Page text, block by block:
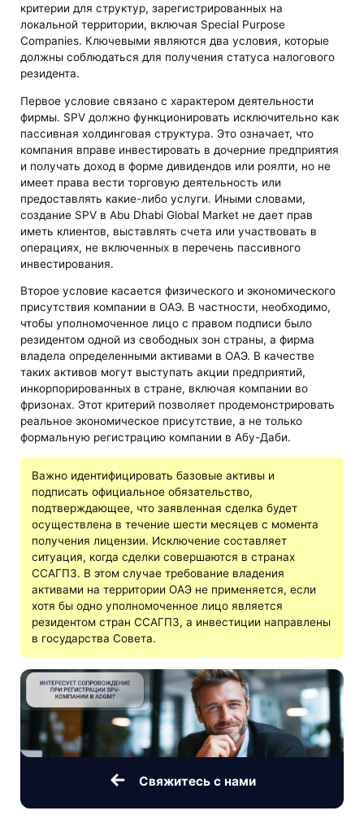
критерии для структур, зарегистрированных на
локальной территории, включая Special Purpose
Companies. Ключевыми являются два условия, которые
должны соблюдаться для получения статуса налогового
резидента.
Первое условие связано с характером деятельности
фирмы. SPV должно функционировать исключительно как
пассивная холдинговая структура. Это означает, что
компания вправе инвестировать в дочерние предприятия
и получать доход в форме дивидендов или роялти, но не
имеет права вести торговую деятельность или
предоставлять какие-либо услуги. Иными словами,
создание SPV в Abu Dhabi Global Market не дает прав
иметь клиентов, выставлять счета или участвовать в
операциях, не включенных в перечень пассивного
инвестирования.
Второе условие касается физического и экономического
присутствия компании в ОАЭ. В частности, необходимо,
чтобы уполномоченное лицо с правом подписи было
резидентом одной из свободных зон страны, а фирма
владела определенными активами в ОАЭ. В качестве
таких активов могут выступать акции предприятий,
инкорпорированных в стране, включая компании во
фризонах. Этот критерий позволяет продемонстрировать
реальное экономическое присутствие, а не только
формальную регистрацию компании в Абу-Даби.
Важно идентифицировать базовые активы и
подписать официальное обязательство,
подтверждающее, что заявленная сделка будет
осуществлена в течение шести месяцев с момента
получения лицензии. Исключение составляет
ситуация, когда сделки совершаются в странах
ССАГПЗ. В этом случае требование владения
активами на территории ОАЭ не применяется, если
хотя бы одно уполномоченное лицо является
резидентом стран ССАГПЗ, а инвестиции направлены
в государства Совета.
Свяжитесь с нами